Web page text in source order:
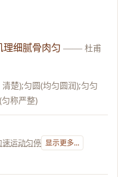
理细腻骨肉匀 —— 杜甫
楚);匀圆(均匀圆润);匀匀
称严整)
速运动匀停 显示更多...